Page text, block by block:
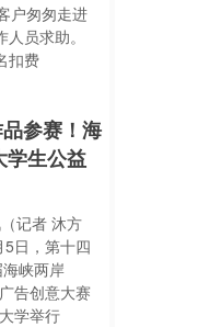
户匆匆走进
员求助。
扣费
参赛！海
学生公益
记者 沐方
日，第十四
峡两岸
告创意大赛
学举行